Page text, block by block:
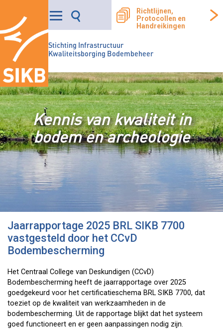
Stichting Infrastructuur
Kwaliteitsborging Bodembeheer
Richtlijnen,
Protocollen en
Handreikingen
Kennis van kwaliteit in
bodem en archeologie
Jaarrapportage 2025 BRL SIKB 7700
vastgesteld door het CCvD
Bodembescherming
Het Centraal College van Deskundigen (CCvD)
Bodembescherming heeft de jaarrapportage over 2025
goedgekeurd voor het certificatieschema BRL SIKB 7700, dat
toeziet op de kwaliteit van werkzaamheden in de
bodembescherming. Uit de rapportage blijkt dat het systeem
goed functioneert en er geen aanpassingen nodig zijn.